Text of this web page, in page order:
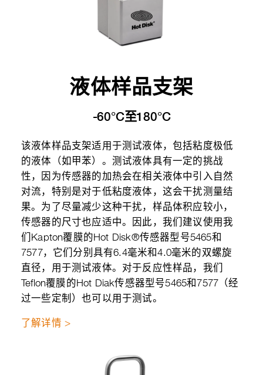
液体样品支架
-60°C至180°C
该液体样品支架适用于测试液体，包括粘度极低
的液体（如甲苯）。测试液体具有一定的挑战
性，因为传感器的加热会在相关液体中引入自然
对流，特别是对于低粘度液体，这会干扰测量结
果。为了尽量减少这种干扰，样品体积应较小，
传感器的尺寸也应适中。因此，我们建议使用我
们Kapton覆膜的Hot Disk®传感器型号5465和
7577，它们分别具有6.4毫米和4.0毫米的双螺旋
直径，用于测试液体。对于反应性样品，我们
Teflon覆膜的Hot Diak传感器型号5465和7577（经
过一些定制）也可以用于测试。
了解详情 >